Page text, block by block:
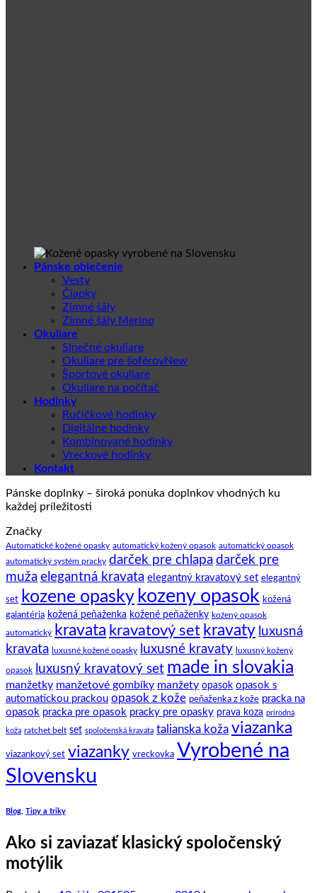
Pánske oblečenie
Vesty
Čiapky
Zimné šály
Zimné šály Merino
Okuliare
Slnečné okuliare
Okuliare pre šoférov
Športové okuliare
Okuliare na počítač
Hodinky
Ručičkové hodinky
Digitálne hodinky
Kombinované hodinky
Vreckové hodinky
Kontakt
Pánske doplnky – široká ponuka doplnkov vhodných ku
každej príležitosti
Značky
Automatické kožené opasky automatický kožený opasok automatický opasok
automatický systém pracky darček pre chlapa darček pre
muža elegantná kravata elegantný kravatový set elegantný
set kozene opasky kozeny opasok kožená
galantéria kožená peňaženka kožené peňaženky kožený opasok
automatický kravata kravatový set kravaty luxusná
kravata luxusné kožené opasky luxusné kravaty luxusný kožený
opasok luxusný kravatový set made in slovakia
manžetky manžetové gombíky manžety opasok opasok s
automatickou prackou opasok z kože peňaženka z kože pracka na
opasok pracka pre opasok pracky pre opasky prava koza prírodná
koža ratchet belt set spoločenská kravata talianska koža viazanka
viazankový set viazanky vreckovka Vyrobené na
Slovensku
Blog Tipy a triky
Ako si zaviazať klasický spoločenský
motýlik